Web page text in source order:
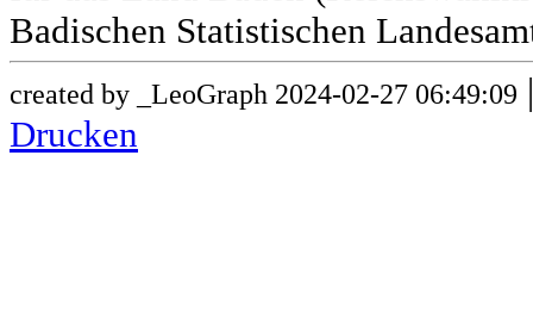
Badischen Statistischen
created by _LeoGraph 2024-02-27 06:49:09
Drucken